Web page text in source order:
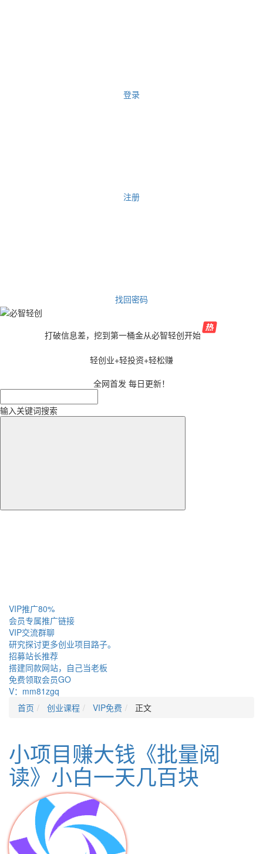
登录
注册
找回密码
打破信息差，挖到第一桶金从必智轻创开始
轻创业+轻投资+轻松赚
全网首发 每日更新！
输入关键词搜索
VIP推广80%
会员专属推广链接
VIP交流群聊
研究探讨更多创业项目路子。
招募站长推荐
搭建同款网站，自己当老板
免费领取会员GO
V：mm81zgq
首页
创业课程 VIP免费 正文
小项目赚大钱《批量阅
读》小白一天几百块